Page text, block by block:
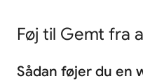
Føj til Gemt fra
Sådan føjer du en